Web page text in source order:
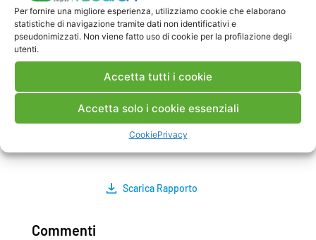
Per fornire una migliore esperienza, utilizziamo cookie che elaborano
statistiche di navigazione tramite dati non identificativi e
pseudonimizzati. Non viene fatto uso di cookie per la profilazione degli
utenti.
Accetta tutti i cookie
Accetta solo i cookie essenziali
CookiePrivacy
laboratorio fisico utilizzato in precedenza ad un
simulatore di rete che permette di allargare la
rete con segmenti di tipo radio. L’obiettivo
dell’analisi è stato quello di ottenere indicazioni
per la gestione di una reteaccess-metro-core
idonea a connessioni e servizi di tipo 5G, in
particolare come sia possibile implementarla e
verificarne la sua affidabilità per contesti
Scarica Rapporto
Commenti